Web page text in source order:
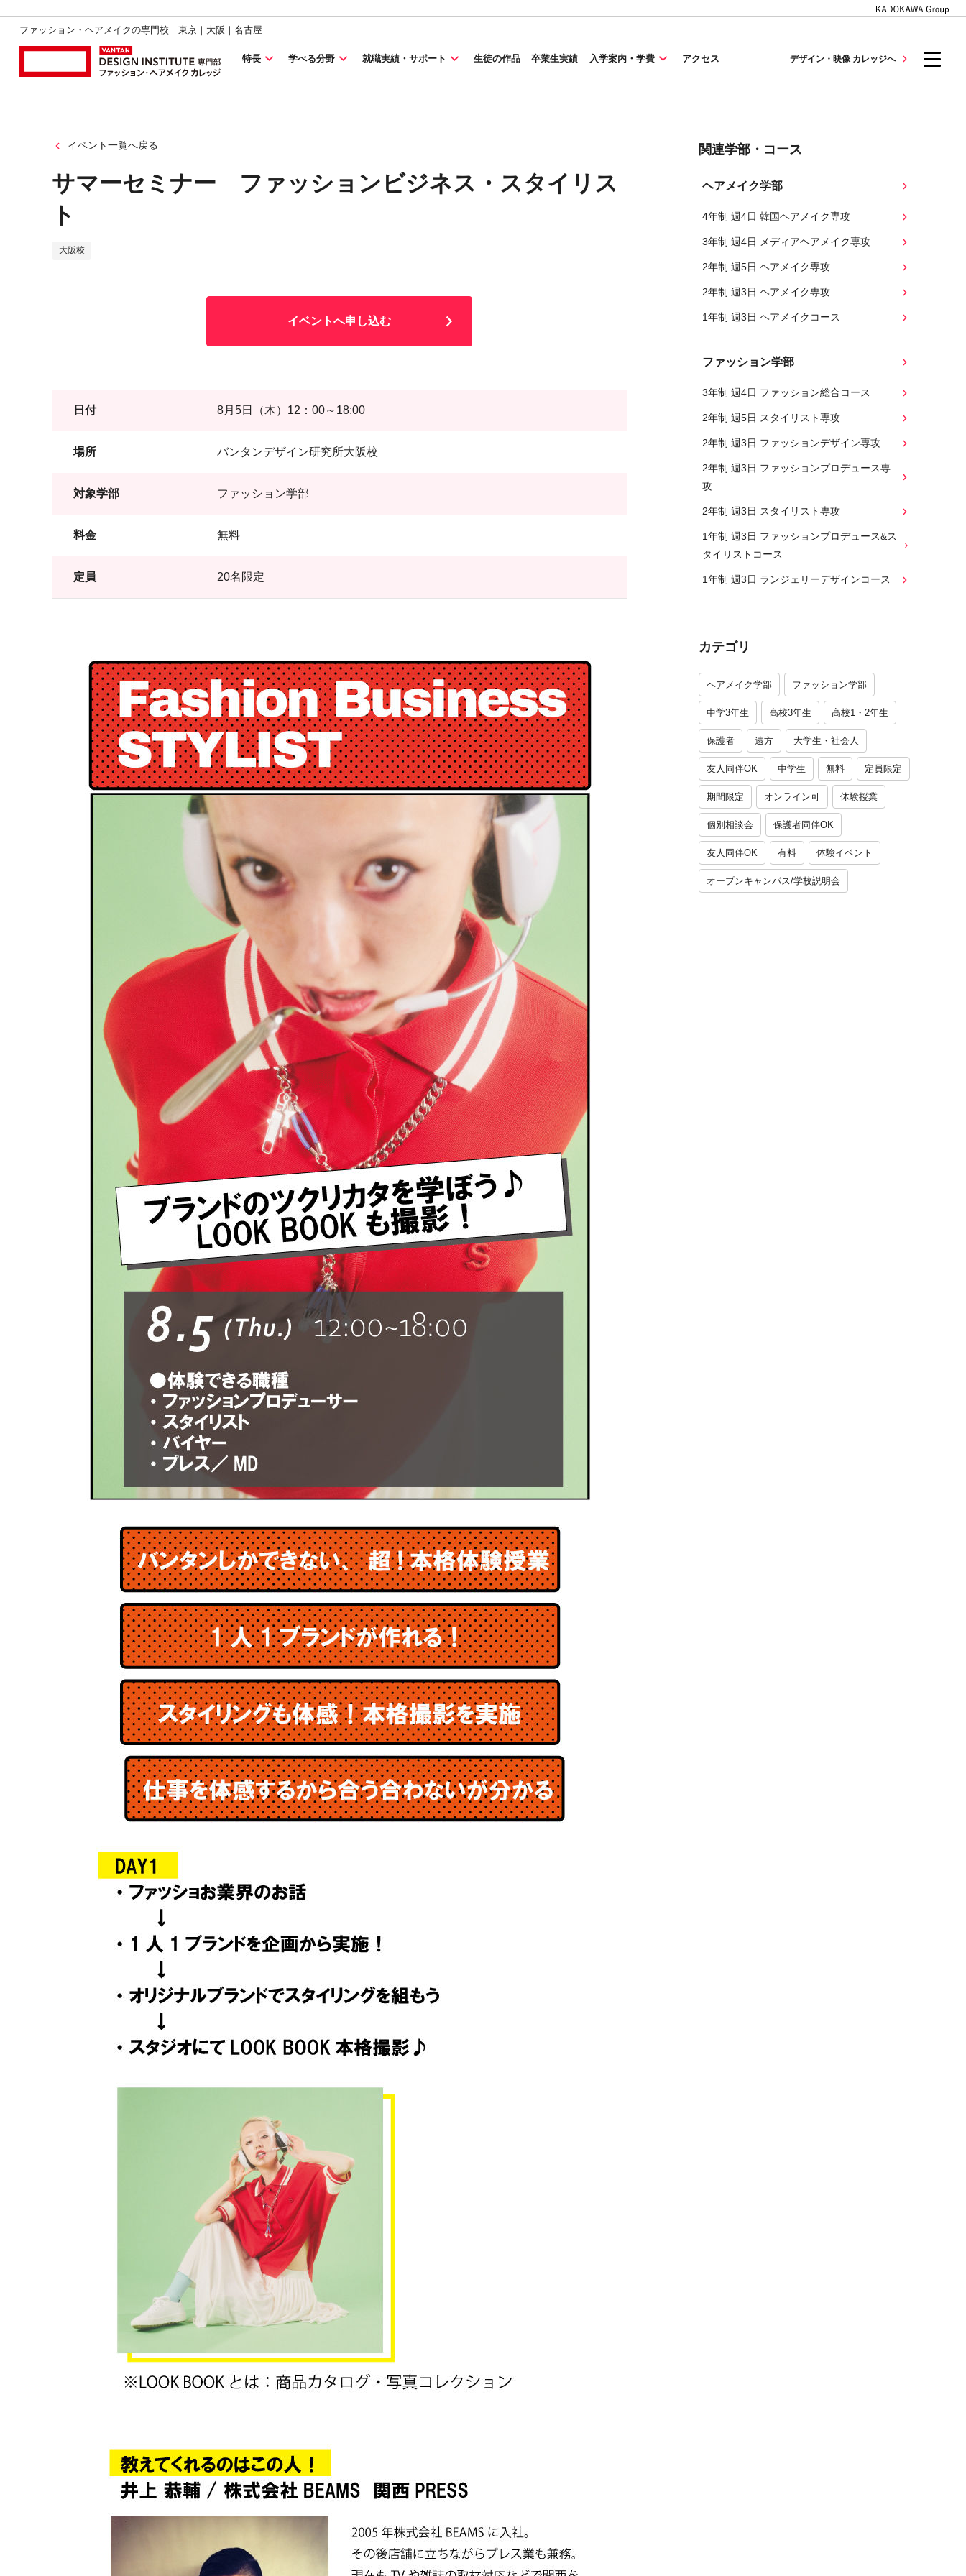
ファッション・ヘアメイクの専門校 東京｜大阪｜名古屋
特長 学べる分野 就職実績・サポート 生徒の作品 卒業生実績 入学案内・学費 アクセス デザイン・映像 カレッジへ
イベント一覧へ戻る
サマーセミナー ファッションビジネス・スタイリス
ト
大阪校
イベントへ申し込む
日付 8月5日（木）12：00～18:00
場所 バンタンデザイン研究所大阪校
対象学部 ファッション学部
料金 無料
定員 20名限定
関連学部・コース
ヘアメイク学部
4年制 週4日 韓国ヘアメイク専攻
3年制 週4日 メディアヘアメイク専攻
2年制 週5日 ヘアメイク専攻
2年制 週3日 ヘアメイク専攻
1年制 週3日 ヘアメイクコース
ファッション学部
3年制 週4日 ファッション総合コース
2年制 週5日 スタイリスト専攻
2年制 週3日 ファッションデザイン専攻
2年制 週3日 ファッションプロデュース専
攻
2年制 週3日 スタイリスト専攻
1年制 週3日 ファッションプロデュース&ス
タイリストコース
1年制 週3日 ランジェリーデザインコース
カテゴリ
ヘアメイク学部 ファッション学部
中学3年生 高校3年生 高校1・2年生
保護者 遠方 大学生・社会人
友人同伴OK 中学生 無料 定員限定
期間限定 オンライン可 体験授業
個別相談会 保護者同伴OK
友人同伴OK 有料 体験イベント
オープンキャンパス/学校説明会